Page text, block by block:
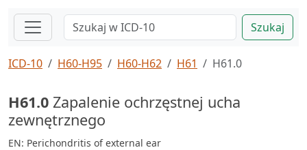
Szukaj
ICD-10 H60-H95 H60-H62 H61 H61.0
H61.0 Zapalenie ochrzęstnej ucha
zewnętrznego
EN: Perichondritis of external ear